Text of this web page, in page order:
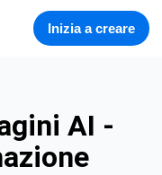
Inizia a creare
AI -